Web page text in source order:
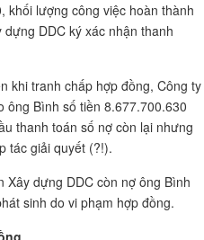
khối lượng công việc hoàn thành
DDC ký xác nhận thanh
khi tranh chấp hợp đồng, Công ty
ông Bình số tiền 8.677.700.630
thanh toán số nợ còn lại nhưng
tác giải quyết (?!).
dựng DDC còn nợ ông Bình
sinh do vi phạm hợp đồng.